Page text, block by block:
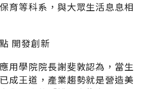
育等科系，與大眾生活息息相
開發創新
用學院院長謝斐敦認為，當生
成王道，產業趨勢就是營造美